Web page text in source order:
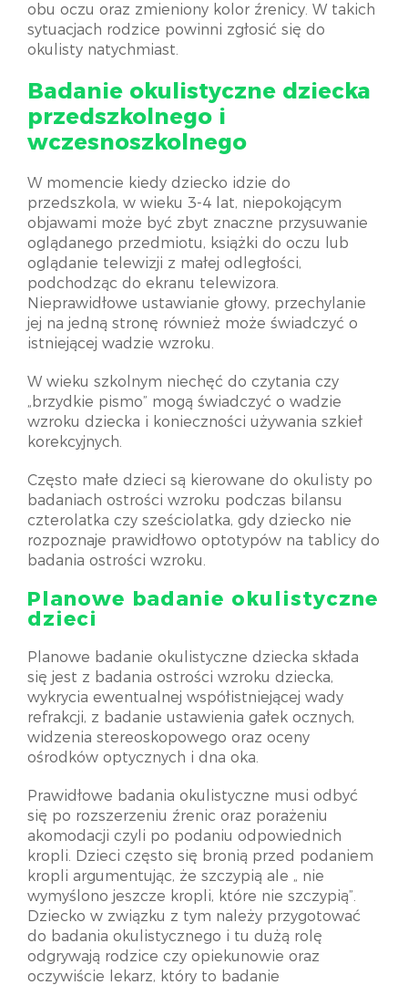
obu oczu oraz zmieniony kolor źrenicy. W takich
sytuacjach rodzice powinni zgłosić się do
okulisty natychmiast.
Badanie okulistyczne dziecka
przedszkolnego i
wczesnoszkolnego
W momencie kiedy dziecko idzie do
przedszkola, w wieku 3-4 lat, niepokojącym
objawami może być zbyt znaczne przysuwanie
oglądanego przedmiotu, książki do oczu lub
oglądanie telewizji z małej odległości,
podchodząc do ekranu telewizora.
Nieprawidłowe ustawianie głowy, przechylanie
jej na jedną stronę również może świadczyć o
istniejącej wadzie wzroku.
W wieku szkolnym niechęć do czytania czy
„brzydkie pismo” mogą świadczyć o wadzie
wzroku dziecka i konieczności używania szkieł
korekcyjnych.
Często małe dzieci są kierowane do okulisty po
badaniach ostrości wzroku podczas bilansu
czterolatka czy sześciolatka, gdy dziecko nie
rozpoznaje prawidłowo optotypów na tablicy do
badania ostrości wzroku.
Planowe badanie okulistyczne
dzieci
Planowe badanie okulistyczne dziecka składa
się jest z badania ostrości wzroku dziecka,
wykrycia ewentualnej współistniejącej wady
refrakcji, z badanie ustawienia gałek ocznych,
widzenia stereoskopowego oraz oceny
ośrodków optycznych i dna oka.
Prawidłowe badania okulistyczne musi odbyć
się po rozszerzeniu źrenic oraz porażeniu
akomodacji czyli po podaniu odpowiednich
kropli. Dzieci często się bronią przed podaniem
kropli argumentując, że szczypią ale „ nie
wymyślono jeszcze kropli, które nie szczypią”.
Dziecko w związku z tym należy przygotować
do badania okulistycznego i tu dużą rolę
odgrywają rodzice czy opiekunowie oraz
oczywiście lekarz, który to badanie